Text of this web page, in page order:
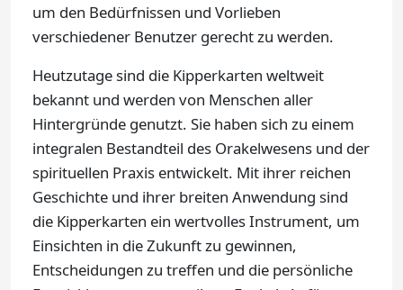
um den Bedürfnissen und Vorlieben
verschiedener Benutzer gerecht zu werden.
Heutzutage sind die Kipperkarten weltweit
bekannt und werden von Menschen aller
Hintergründe genutzt. Sie haben sich zu einem
integralen Bestandteil des Orakelwesens und der
spirituellen Praxis entwickelt. Mit ihrer reichen
Geschichte und ihrer breiten Anwendung sind
die Kipperkarten ein wertvolles Instrument, um
Einsichten in die Zukunft zu gewinnen,
Entscheidungen zu treffen und die persönliche